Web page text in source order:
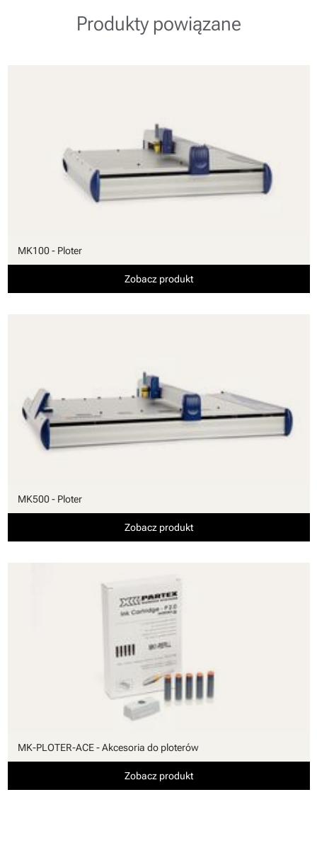
Produkty powiązane
MK100 - Ploter
Zobacz produkt
MK500 - Ploter
Zobacz produkt
MK-PLOTER-ACE - Akcesoria do ploterów
Zobacz produkt